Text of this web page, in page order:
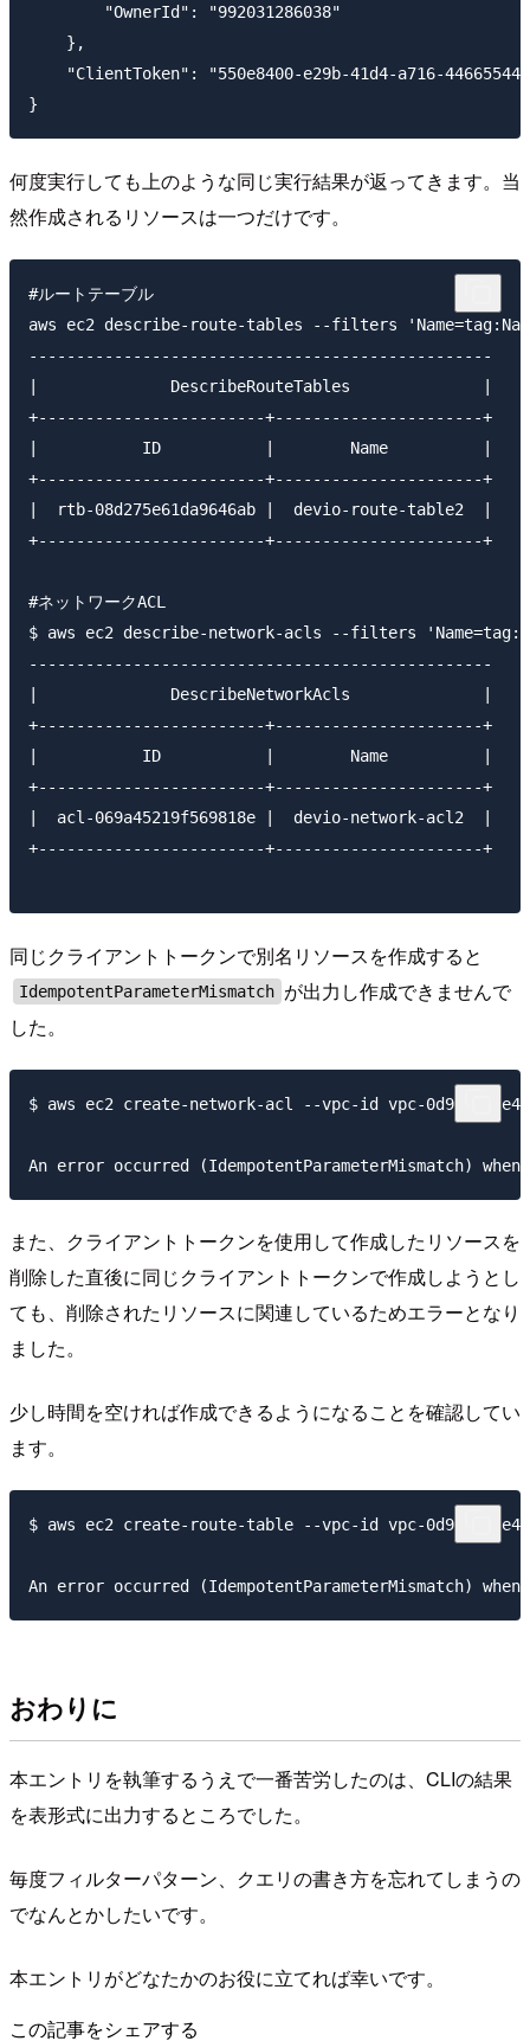
        "OwnerId": "992031286038"
    },
"ClientToken": "550e8400-e29b-41d4-a716-
何度実行しても上のような同じ実行結果が返ってきます。当
然作成されるリソースは一つだけです。
#ルートテーブル
aws ec2 describe-route-tables --filters
-------------------------------------------------
|              DescribeRouteTables              |
+------------------------+----------------------+
|           ID           |        Name          |
+------------------------+----------------------+
|  rtb-08d275e61da9646ab |  devio-route-table2  |
+------------------------+----------------------+
#ネットワークACL
$ aws ec2 describe-network-acls --filters
-------------------------------------------------
|              DescribeNetworkAcls              |
+------------------------+----------------------+
|           ID           |        Name          |
+------------------------+----------------------+
|  acl-069a45219f569818e |  devio-network-acl2  |
+------------------------+----------------------+
同じクライアントトークンで別名リソースを作成すると
IdempotentParameterMismatch が出力し作成できませんで
した。
$ aws ec2 create-network-acl --vpc-id vpc-
また、クライアントトークンを使用して作成したリソースを
削除した直後に同じクライアントトークンで作成しようとし
ても、削除されたリソースに関連しているためエラーとなり
ました。
少し時間を空ければ作成できるようになることを確認してい
ます。
$ aws ec2 create-route-table --vpc-id vpc-
おわりに
本エントリを執筆するうえで一番苦労したのは、CLIの結果
を表形式に出力するところでした。
毎度フィルターパターン、クエリの書き方を忘れてしまうの
でなんとかしたいです。
本エントリがどなたかのお役に立てれば幸いです。
この記事をシェアする